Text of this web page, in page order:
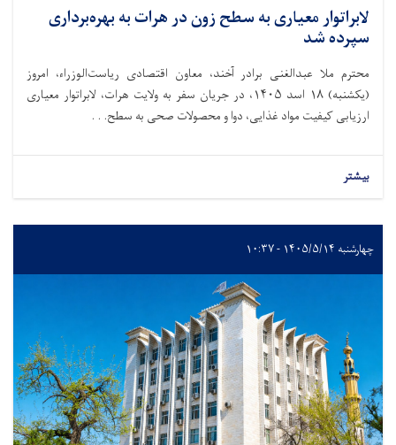
لابراتوار معیاری به سطح زون در هرات به بهره‌برداری
سپرده شد
محترم ملا عبدالغنی برادر آخند، معاون اقتصادی ریاست‌الوزراء، امروز
(یکشنبه) ۱۸ اسد ۱۴۰۵، در جریان سفر به ولایت هرات، لابراتوار معیاری
ارزیابی کیفیت مواد غذایی، دوا و محصولات صحی به سطح. . .
بیشتر
چهارشنبه ۱۴۰۵/۵/۱۴ - ۱۰:۳۷